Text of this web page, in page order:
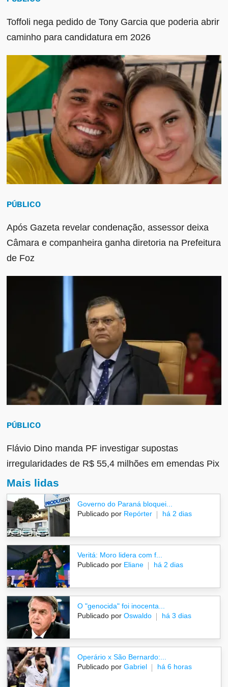
Toffoli nega pedido de Tony Garcia que poderia abrir
caminho para candidatura em 2026
PÚBLICO
Após Gazeta revelar condenação, assessor deixa
Câmara e companheira ganha diretoria na Prefeitura
de Foz
PÚBLICO
Flávio Dino manda PF investigar supostas
irregularidades de R$ 55,4 milhões em emendas Pix
Mais lidas
Governo do Paraná bloquei...
Publicado por Repórter há 2 dias
Veritá: Moro lidera com f...
Publicado por Eliane há 2 dias
O "genocida" foi inocenta...
Publicado por Oswaldo há 3 dias
Operário x São Bernardo:...
Publicado por Gabriel há 6 horas